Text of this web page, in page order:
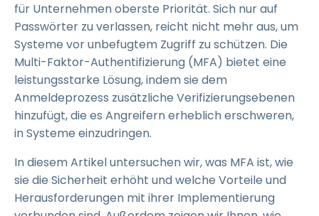
für Unternehmen oberste Priorität. Sich nur auf
Passwörter zu verlassen, reicht nicht mehr aus, um
Systeme vor unbefugtem Zugriff zu schützen. Die
Multi-Faktor-Authentifizierung (MFA) bietet eine
leistungsstarke Lösung, indem sie dem
Anmeldeprozess zusätzliche Verifizierungsebenen
hinzufügt, die es Angreifern erheblich erschweren,
in Systeme einzudringen.
In diesem Artikel untersuchen wir, was MFA ist, wie
sie die Sicherheit erhöht und welche Vorteile und
Herausforderungen mit ihrer Implementierung